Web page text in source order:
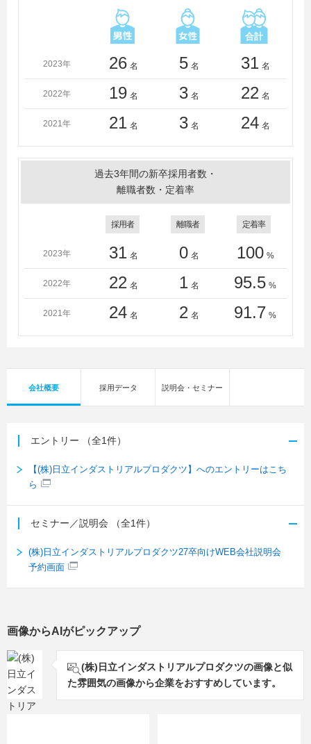
三重大学、宮崎大学、室蘭工業大学、明治大学、山形大
学、山口大学、横浜国立大学、立命館大学、龍谷大学、
大学 茨城大学 慶應義塾大学 千葉工業大学 東京大
学 芝浦工業大学 明治大学 東海大学 東京工業大
学 東京電機大学 近畿大学 大阪大学 筑波大学 北
海道大学 熊本大学 工学院大学 青山学院大学 立命
わき明星大学 宇都宮大学 群馬大学 秋田大学 信州
形大学 室蘭工業大学 上智大学 静岡大学 千葉大
学 大阪工業大学 大阪府立大学 中央大学 同志社大
学 日本工業大学 北見工業大学 明星大学 一橋大
学 関西大学 山口大学 鹿児島大学 成蹊大学 拓殖
大学 電気通信大学 北海道工業大学 流通経済大学
ものつくり大学 岡山大学 岩手大学 金沢大学 広島
工業大学 埼玉大学 三重大学 神奈川工科大学 大阪
立大学 東北学院大学 東洋大学 福岡大学 法政大
学 長崎総合科学大学 津田塾大学 東京都市大学 日
本体育大学 八戸工業大学 姫路工業大学 福岡工業大
学 京都大学 玉川大学 駒澤大学 広島電機大学 高
外国語大学 徳島大学 富山大学 豊橋技術科学大学
松江工業高等専門学校 沼津工業高等専門学校 石川工
専門学校
2023年 26 名 5 名 31 名
2022年 19 名 3 名 22 名
2021年 21 名 3 名 24 名
過去3年間の新卒採用者数・
離職者数・定着率
採用者 離職者 定着率
2023年 31 名 0 名 100 %
2022年 22 名 1 名 95.5 %
2021年 24 名 2 名 91.7 %
会社概要 採用データ 説明会・セミナー
エントリー （全1件）
【(株)日立インダストリアルプロダクツ】へのエントリーはこち
ら
セミナー／説明会 （全1件）
(株)日立インダストリアルプロダクツ27卒向けWEB会社説明会
予約画面
画像からAIがピックアップ
(株)日立インダストリアルプロダクツの画像と似
た雰囲気の画像から企業をおすすめしています。